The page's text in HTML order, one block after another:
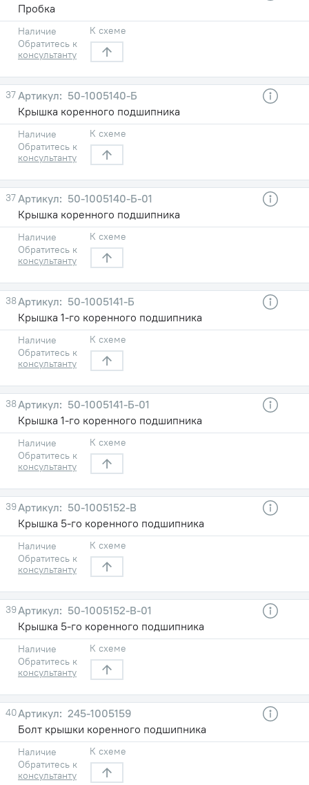
Пробка
Наличие
Обратитесь к
консультанту
К схеме
37
50-1005140-Б
Крышка коренного подшипника
Наличие
Обратитесь к
консультанту
К схеме
37
50-1005140-Б-01
Крышка коренного подшипника
Наличие
Обратитесь к
консультанту
К схеме
38
50-1005141-Б
Крышка 1-го коренного подшипника
Наличие
Обратитесь к
консультанту
К схеме
38
50-1005141-Б-01
Крышка 1-го коренного подшипника
Наличие
Обратитесь к
консультанту
К схеме
39
50-1005152-В
Крышка 5-го коренного подшипника
Наличие
Обратитесь к
консультанту
К схеме
39
50-1005152-В-01
Крышка 5-го коренного подшипника
Наличие
Обратитесь к
консультанту
К схеме
40
245-1005159
Болт крышки коренного подшипника
Наличие
Обратитесь к
консультанту
К схеме